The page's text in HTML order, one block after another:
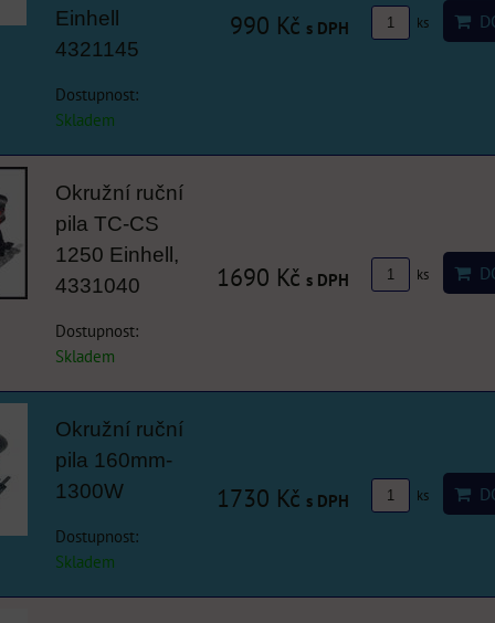
Einhell
4321145
Dostupnost:
Skladem
990 Kč s DPH ks
Okružní ruční
pila TC-CS
1250 Einhell,
4331040
Dostupnost:
Skladem
1690 Kč s DPH ks
Okružní ruční
pila 160mm-
1300W
Dostupnost:
Skladem
1730 Kč s DPH ks